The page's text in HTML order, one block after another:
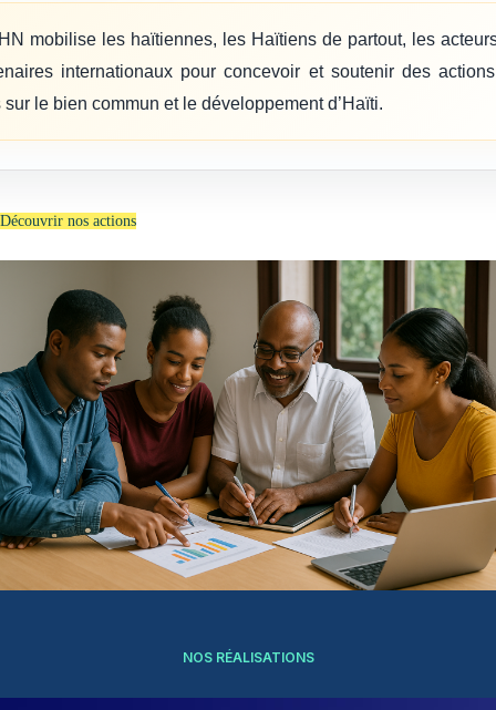
mobilise les haïtiennes, les Haïtiens de partout, les
internationaux pour concevoir et soutenir des
sur le bien commun et le développement d’Haïti.
Découvrir nos actions
NOS RÉALISATIONS